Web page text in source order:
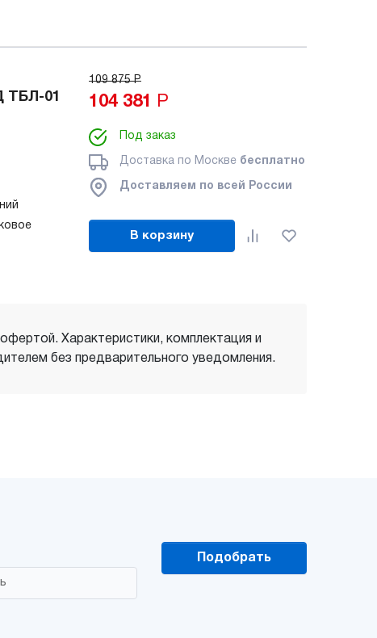
ТБЛ-01
109 875 Р
104 381 Р
Под заказ
Доставка по Москве бесплатно
Доставляем по всей России
В корзину
Характеристики, комплектация и
без предварительного уведомления.
Подобрать